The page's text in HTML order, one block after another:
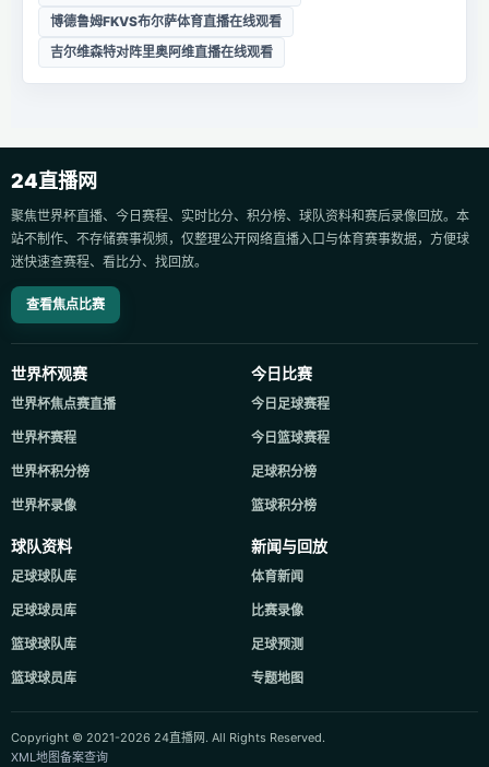
博德鲁姆FKVS布尔萨体育直播在线观看
吉尔维森特对阵里奥阿维直播在线观看
24直播网
聚焦世界杯直播、今日赛程、实时比分、积分榜、球队资料和赛后录像回放。本
站不制作、不存储赛事视频，仅整理公开网络直播入口与体育赛事数据，方便球
迷快速查赛程、看比分、找回放。
查看焦点比赛
世界杯观赛
世界杯焦点赛直播
世界杯赛程
世界杯积分榜
世界杯录像
今日比赛
今日足球赛程
今日篮球赛程
足球积分榜
篮球积分榜
球队资料
足球球队库
足球球员库
篮球球队库
篮球球员库
新闻与回放
体育新闻
比赛录像
足球预测
专题地图
Copyright © 2021-2026 24直播网. All Rights Reserved.
XML地图备案查询